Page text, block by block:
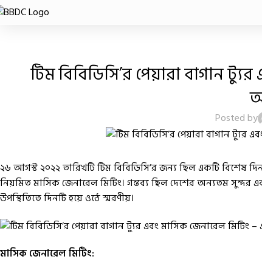
টিম বিবিডিসি’র পেয়ারা বাগান
Posted by
২৬ আগস্ট ২০২২ তারিখটি টিম বিবিডিসি’র জন্য ছিল একটি
নিয়মিত মাসিক জেনারেল মিটিং। গন্তব্য ছিল দেশের অন্যতম সুন্দর
উপস্থিতিতে দিনটি হয়ে ওঠে স্মরণীয়।
মাসিক জেনারেল মিটিং: